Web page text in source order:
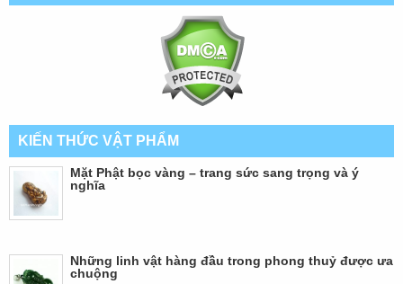
KIẾN THỨC VẬT PHẨM
Mặt Phật bọc vàng – trang sức sang trọng và ý
nghĩa
Những linh vật hàng đầu trong phong thuỷ được ưa
chuộng